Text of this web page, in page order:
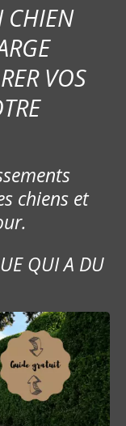
CHIEN
VOS
chiens et
QUI A DU